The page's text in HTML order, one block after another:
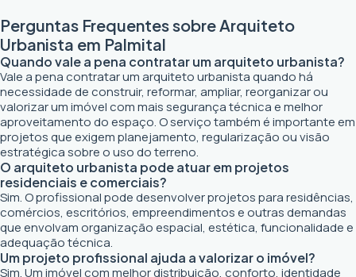
Perguntas Frequentes sobre Arquiteto
Urbanista em Palmital
Quando vale a pena contratar um arquiteto urbanista?
Vale a pena contratar um arquiteto urbanista quando há
necessidade de construir, reformar, ampliar, reorganizar ou
valorizar um imóvel com mais segurança técnica e melhor
aproveitamento do espaço. O serviço também é importante em
projetos que exigem planejamento, regularização ou visão
estratégica sobre o uso do terreno.
O arquiteto urbanista pode atuar em projetos
residenciais e comerciais?
Sim. O profissional pode desenvolver projetos para residências,
comércios, escritórios, empreendimentos e outras demandas
que envolvam organização espacial, estética, funcionalidade e
adequação técnica.
Um projeto profissional ajuda a valorizar o imóvel?
Sim. Um imóvel com melhor distribuição, conforto, identidade